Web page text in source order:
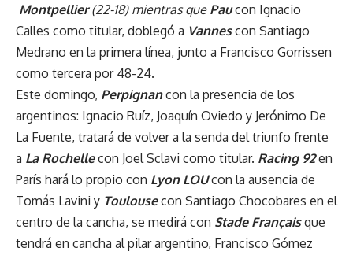
Montpellier(22-18) mientras que Paucon Ignacio
Calles como titular, doblegó a Vannes con Santiago
Medrano en la primera línea, junto a Francisco Gorrissen
como tercera por 48-24.
Este domingo, Perpignan con la presencia de los
argentinos: Ignacio Ruíz, Joaquín Oviedo y Jerónimo De
La Fuente, tratará de volver a la senda del triunfo frente
a La Rochellecon Joel Sclavi como titular. Racing 92en
París hará lo propio con Lyon LOUcon la ausencia de
Tomás Lavini y Toulouse con Santiago Chocobares en el
centro de la cancha, se medirá con Stade Françaisque
tendrá en cancha al pilar argentino, Francisco Gómez